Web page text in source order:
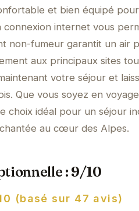
et bien équipé
connexion internet vous
non-fumeur garantit un air
aux principaux sites
votre séjour et
Que vous soyez en
choix idéal pour un séjour
au cœur des Alpes.
: 9/10
(basé sur 47 avis)